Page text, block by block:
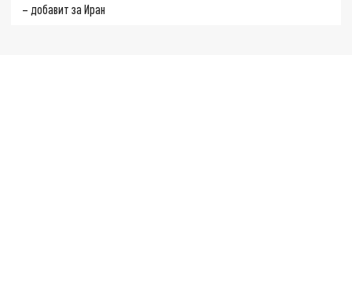
– добавит за Иран